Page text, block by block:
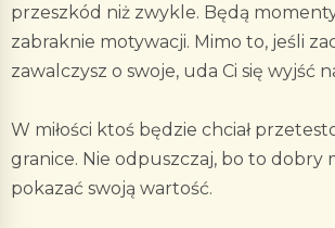
przeszkód niż zwykle. Będą
zabraknie motywacji. Mimo to, jeśli
zawalczysz o swoje, uda Ci się wyjść
W miłości ktoś będzie chciał
granice. Nie odpuszczaj, bo to dobry
pokazać swoją wartość.